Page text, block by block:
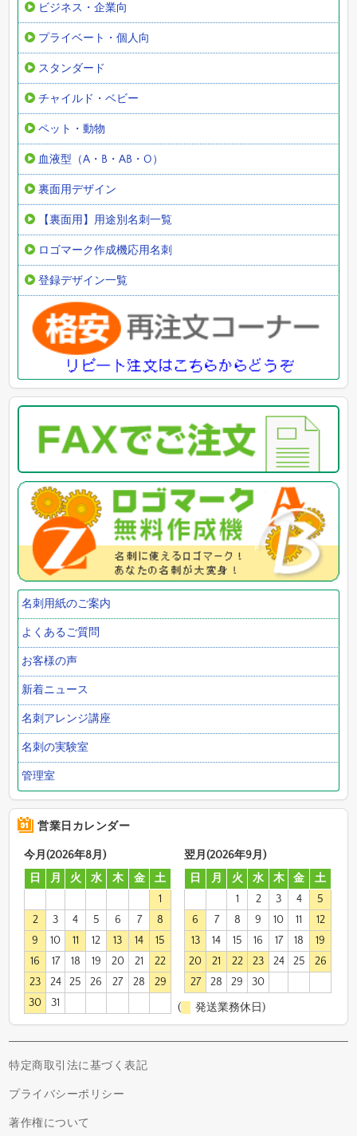
ビジネス・企業向
プライベート・個人向
スタンダード
チャイルド・ベビー
ペット・動物
血液型（A・B・AB・O）
裏面用デザイン
【裏面用】用途別名刺一覧
ロゴマーク作成機応用名刺
登録デザイン一覧
名刺用紙のご案内
よくあるご質問
お客様の声
新着ニュース
名刺アレンジ講座
名刺の実験室
管理室
営業日カレンダー
今月(2026年8月)
日
月 火 水 木 金
土
1
2
3 4 5 6 7
8
9
10 11 12 13 14
15
16
17 18 19 20 21
22
23
24 25 26 27 28
29
30
31
翌月(2026年9月)
日
月 火 水 木 金
土
1
2 3 4
5
6
7 8 9 10 11
12
13
14 15 16 17 18
19
20
21 22 23 24 25
26
27
28 29 30
( 発送業務休日)
特定商取引法に基づく表記
プライバシーポリシー
著作権について